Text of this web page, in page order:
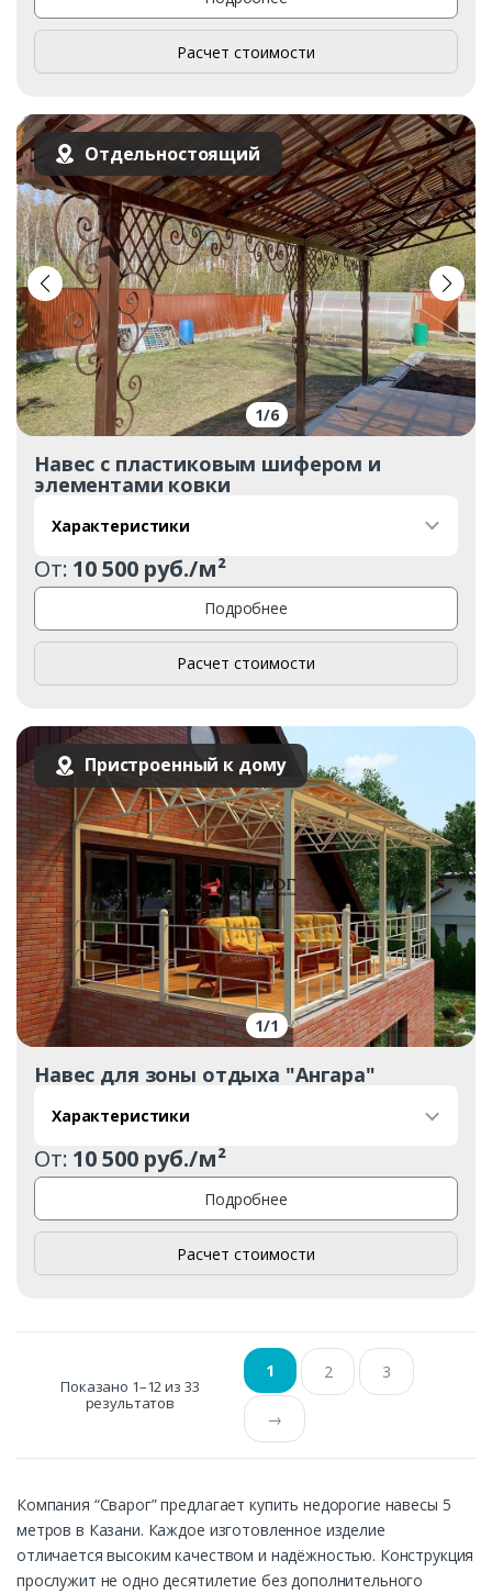
Расчет стоимости
Отдельностоящий
1/6
Навес с пластиковым шифером и
элементами ковки
Характеристики
От: 10 500 руб./м²
Подробнее
Расчет стоимости
Пристроенный к дому
1/1
Навес для зоны отдыха "Ангара"
Характеристики
От: 10 500 руб./м²
Подробнее
Расчет стоимости
Показано 1–12 из 33
результатов
1 2 3
→
Компания “Сварог” предлагает купить недорогие навесы 5
метров в Казани. Каждое изготовленное изделие
отличается высоким качеством и надёжностью. Конструкция
прослужит не одно десятилетие без дополнительного